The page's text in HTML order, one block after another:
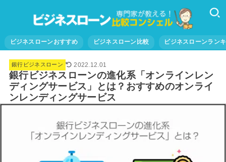
ビジネスローンおすすめ ビジネスローン比較 ビジネスローンラン
銀行ビジネスローン 2022.12.01
銀行ビジネスローンの進化系「オンラインレン
ディングサービス」とは？おすすめのオンライ
ンレンディングサービス